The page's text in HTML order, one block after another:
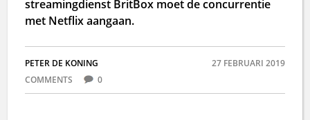
streamingdienst BritBox moet de concurrentie
met Netflix aangaan.
PETER DE KONING
27 FEBRUARI 2019
COMMENTS
0